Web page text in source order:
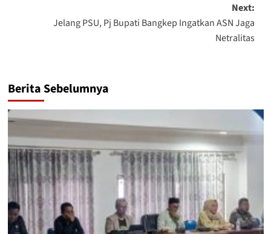
Next:
Jelang PSU, Pj Bupati Bangkep Ingatkan ASN Jaga
Netralitas
Berita Sebelumnya